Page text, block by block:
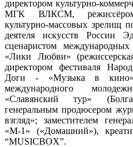
директором культурно-
МГК ВЛКСМ,
культурно-массовых зрелищ
деятеля искусств России
сценаристом
«Лики Любви»
директором фестиваля
Доги - «Музыка в кино»,
международного
«Славянский тур»
генеральным продюсером
взгляд»; заместителем
«М-1» («Домашний»),
“MUSICBOX”.